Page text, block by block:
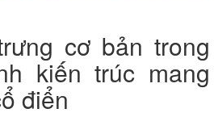
cơ bản trong
kiến trúc mang
điển